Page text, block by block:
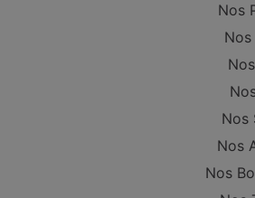
Nos
Nos
Nos
Nos
Nos